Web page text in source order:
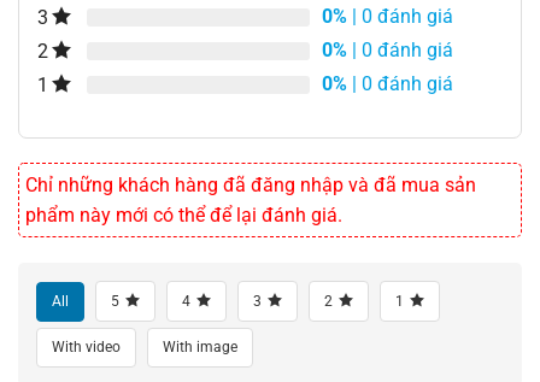
3
0% | 0 đánh giá
2
0% | 0 đánh giá
1
0% | 0 đánh giá
Chỉ những khách hàng đã đăng nhập và đã mua sản
phẩm này mới có thể để lại đánh giá.
All 5 4 3 2 1
With video With image